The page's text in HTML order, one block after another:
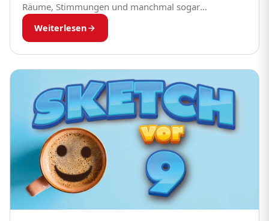
Räume, Stimmungen und manchmal sogar
Haltungen. Lukas Ernle arbeitet mit Blumen nicht...
Weiterlesen